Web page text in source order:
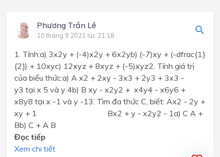
Phương Trần Lê
10 tháng 9 2021 lúc 21:18
1. Tính:a) 3x2y + (-4)x2y + 6x2yb) (-7)xy + (-dfrac{1}
{2}) + 10xyc) 12xyz + 8xyz + (-5)xyz2. Tính giá trị
của biểu thức:a) A x2 + 2xy - 3x3 + 2y3 + 3x3 -
y3 tại x 5 và y 4b) B xy - x2y2 + x4y4 - x6y6 +
x8y8 tại x -1 và y -13. Tìm đa thức C, biết: Ax2 - 2y +
xy + 1 Bx2 + y - x2y2 - 1a) C A +
Bb) C + A B
Đọc tiếp
Xem chi tiết